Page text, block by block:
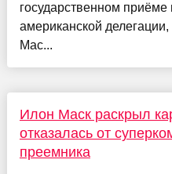
государственном
американской
Мас...
Илон Маск раскрыл
отказалась от
преемника